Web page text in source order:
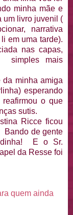
minha mãe e
um livro juvenil (
narrativa
em uma tarde).
nas capas,
simples mais
minha amiga
esperando
o que
sutis.
Ricce ficou
Bando de gente
E o Sr.
da Resse foi
quem ainda